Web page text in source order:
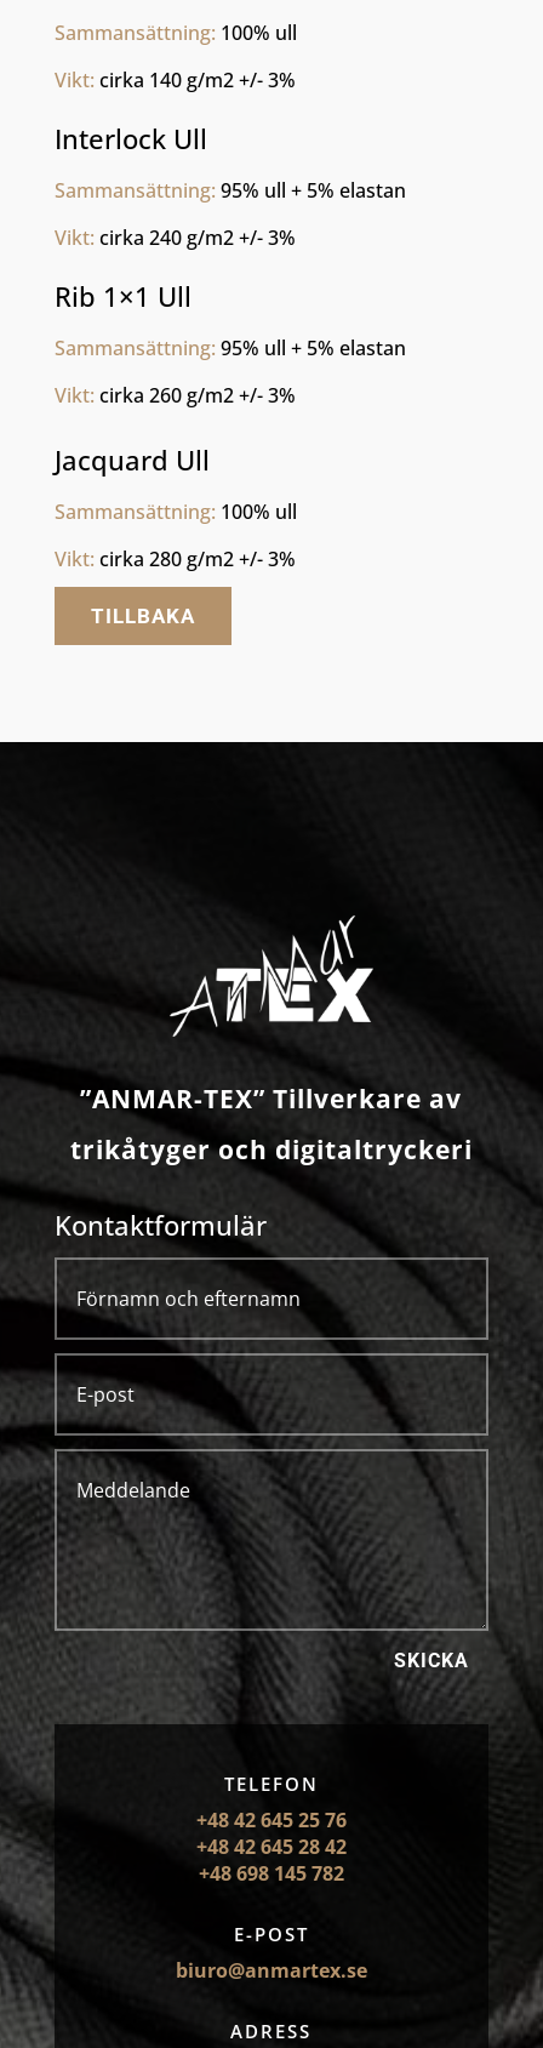
Sammansättning: 100% ull
Vikt: cirka 140 g/m2 +/- 3%
Interlock Ull
Sammansättning: 95% ull + 5% elastan
Vikt: cirka 240 g/m2 +/- 3%
Rib 1×1 Ull
Sammansättning: 95% ull + 5% elastan
Vikt: cirka 260 g/m2 +/- 3%
Jacquard Ull
Sammansättning: 100% ull
Vikt: cirka 280 g/m2 +/- 3%
TILLBAKA
”ANMAR-TEX” Tillverkare av
trikåtyger och digitaltryckeri
Kontaktformulär
SKICKA
TELEFON
+48 42 645 25 76
+48 42 645 28 42
+48 698 145 782
E-POST
biuro@anmartex.se
ADRESS